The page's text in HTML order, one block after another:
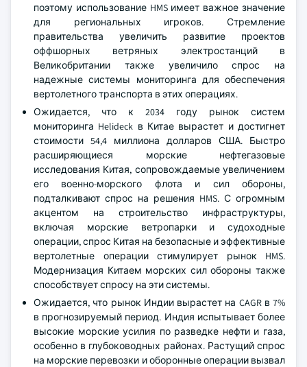
поэтому использование HMS имеет важное значение
для региональных игроков. Стремление
правительства увеличить развитие проектов
оффшорных ветряных электростанций в
Великобритании также увеличило спрос на
надежные системы мониторинга для обеспечения
вертолетного транспорта в этих операциях.
Ожидается, что к 2034 году рынок систем
мониторинга Helideck в Китае вырастет и достигнет
стоимости 54,4 миллиона долларов США. Быстро
расширяющиеся морские нефтегазовые
исследования Китая, сопровождаемые увеличением
его военно-морского флота и сил обороны,
подталкивают спрос на решения HMS. С огромным
акцентом на строительство инфраструктуры,
включая морские ветропарки и судоходные
операции, спрос Китая на безопасные и эффективные
вертолетные операции стимулирует рынок HMS.
Модернизация Китаем морских сил обороны также
способствует спросу на эти системы.
Ожидается, что рынок Индии вырастет на CAGR в 7%
в прогнозируемый период. Индия испытывает более
высокие морские усилия по разведке нефти и газа,
особенно в глубоководных районах. Растущий спрос
на морские перевозки и оборонные операции вызвал